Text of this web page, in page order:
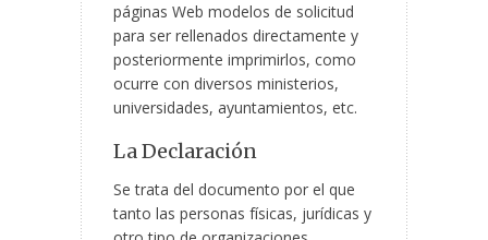
páginas Web modelos de solicitud
para ser rellenados directamente y
posteriormente imprimirlos, como
ocurre con diversos ministerios,
universidades, ayuntamientos, etc.
La Declaración
Se trata del documento por el que
tanto las personas físicas, jurídicas y